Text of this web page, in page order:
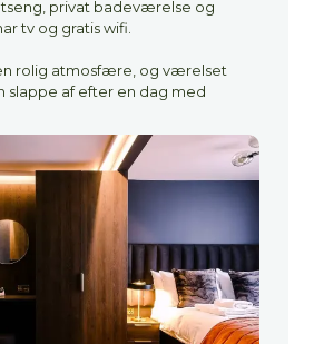
privat badeværelse og
tv og gratis wifi.
rolig atmosfære, og værelset
slappe af efter en dag med